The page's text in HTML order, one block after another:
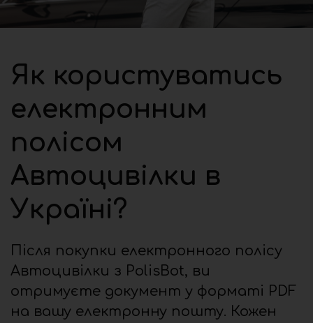
Як користуватись
електронним
полісом
Автоцивілки в
Україні?
Після покупки електронного полісу
Автоцивілки з PolisBot, ви
отримуєте документ у форматі PDF
на вашу електронну пошту. Кожен